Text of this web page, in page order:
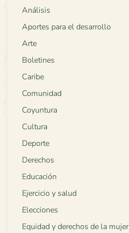
Análisis
Aportes para el desarrollo
Arte
Boletines
Caribe
Comunidad
Coyuntura
Cultura
Deporte
Derechos
Educación
Ejercicio y salud
Elecciones
Equidad y derechos de la mujer